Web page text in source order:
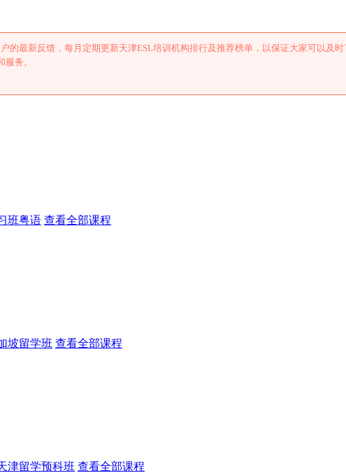
的最新反馈，每月定期更新天津ESL培训机构排行及推荐榜单，以保证大家可以及
务。
班粤语 查看全部课程
坡留学班 查看全部课程
津留学预科班 查看全部课程